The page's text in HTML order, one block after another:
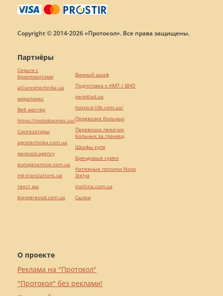
Copyright © 2014-2026 «Протокол». Все права защищены.
О проекте
Реклама на "Протокол"
"Протокол" без реклами!
Партнёры
Серьги с
бриллиантами
alliancetechnika.ua
миралинкс
Веб мастер
https://motokosmos.ua/
Синтезаторы
agrotechnika.com.ua
perevod.agency
europeservice.com.ua
mk-translations.ua
текст юа
kievperevod.com.ua
Винный шкаф
Подготовка к НМТ / ВНО
pereklad.ua
hospice-life.com.ua/
Перевозка больных
Перевозка лежачих
больных за границу
Шкафы купе
Брендовые сумки
Натяжные потолки Nova
Stelya
maltina.com.ua
Cылки